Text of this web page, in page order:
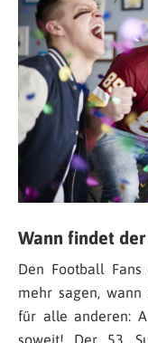
Wann findet
Den Football
mehr sagen,
für alle anderen:
soweit! Der 53.